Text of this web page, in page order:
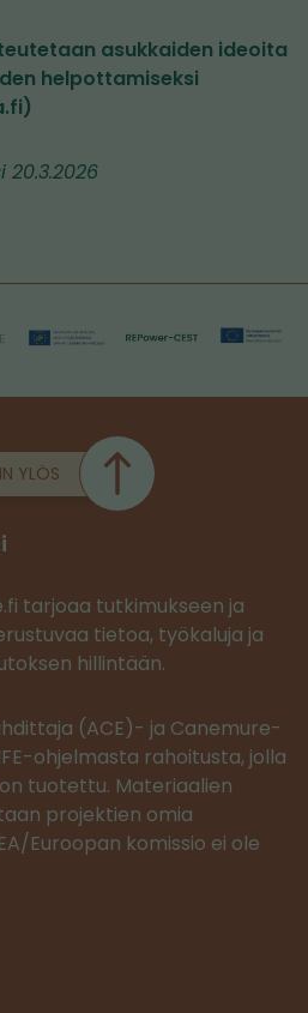
asukkaiden ideoita
helpottamiseksi
YLÖS
tarjoaa tutkimukseen ja
tietoa, työkaluja ja
hillintään.
(ACE)- ja Canemure-
ohjelmasta rahoitusta, jolla
tuotettu. Materiaalien
projektien omia
Euroopan komissio ei ole